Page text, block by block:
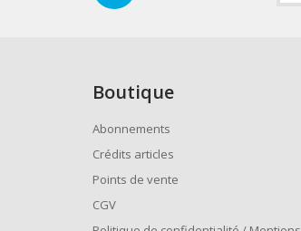
Boutique
Abonnements
Crédits articles
Points de vente
CGV